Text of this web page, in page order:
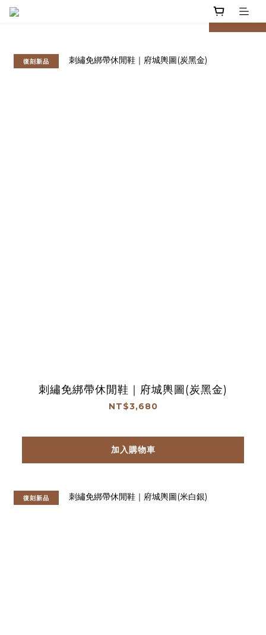
prev next
復刻新品
刺繡免綁帶休閒鞋｜府城輿圖(炭黑金)
NT$3,680
加入購物車
復刻新品